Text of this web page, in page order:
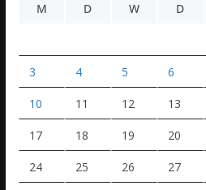
M
D W D
3 4 5 6
10 11 12 13
17 18 19 20
24 25 26 27